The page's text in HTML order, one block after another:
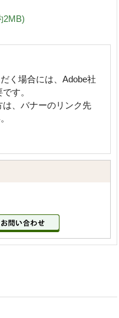
2MB)
く場合には、Adobe社
す。
、バナーのリンク先